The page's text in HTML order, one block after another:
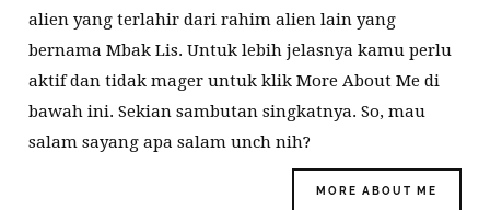
alien yang terlahir dari rahim alien lain yang
bernama Mbak Lis. Untuk lebih jelasnya kamu perlu
aktif dan tidak mager untuk klik More About Me di
bawah ini. Sekian sambutan singkatnya. So, mau
salam sayang apa salam unch nih?
MORE ABOUT ME